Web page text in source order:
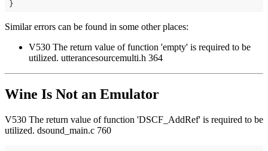
Similar errors can be found in some other places:
V530 The return value of function 'empty' is required to be
utilized. utterancesourcemulti.h 364
Wine Is Not an Emulator
V530 The return value of function 'DSCF_AddRef' is required to be
utilized. dsound_main.c 760